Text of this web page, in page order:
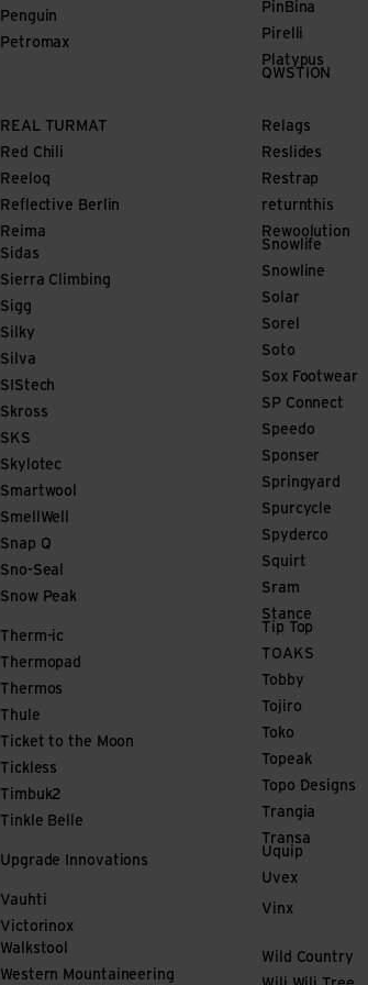
Penguin
Petromax
PinBina
Pirelli
Platypus
QWSTION
REAL TURMAT
Red Chili
Reeloq
Reflective Berlin
Reima
Relags
Reslides
Restrap
returnthis
Rewoolution
Sidas
Sierra Climbing
Sigg
Silky
Silva
SIStech
Skross
SKS
Skylotec
Smartwool
SmellWell
Snap Q
Sno-Seal
Snow Peak
Snowlife
Snowline
Solar
Sorel
Soto
Sox Footwear
SP Connect
Speedo
Sponser
Springyard
Spurcycle
Spyderco
Squirt
Sram
Stance
Therm-ic
Thermopad
Thermos
Thule
Ticket to the Moon
Tickless
Timbuk2
Tinkle Belle
Tip Top
TOAKS
Tobby
Tojiro
Toko
Topeak
Topo Designs
Trangia
Transa
Upgrade Innovations
Uquip
Uvex
Vauhti
Victorinox
Vinx
Walkstool
Western Mountaineering
Wild Country